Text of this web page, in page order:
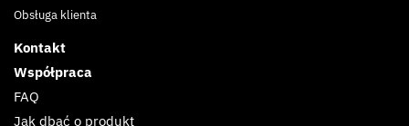
Obsługa klienta
Kontakt
Współpraca
FAQ
Jak dbać o produkt